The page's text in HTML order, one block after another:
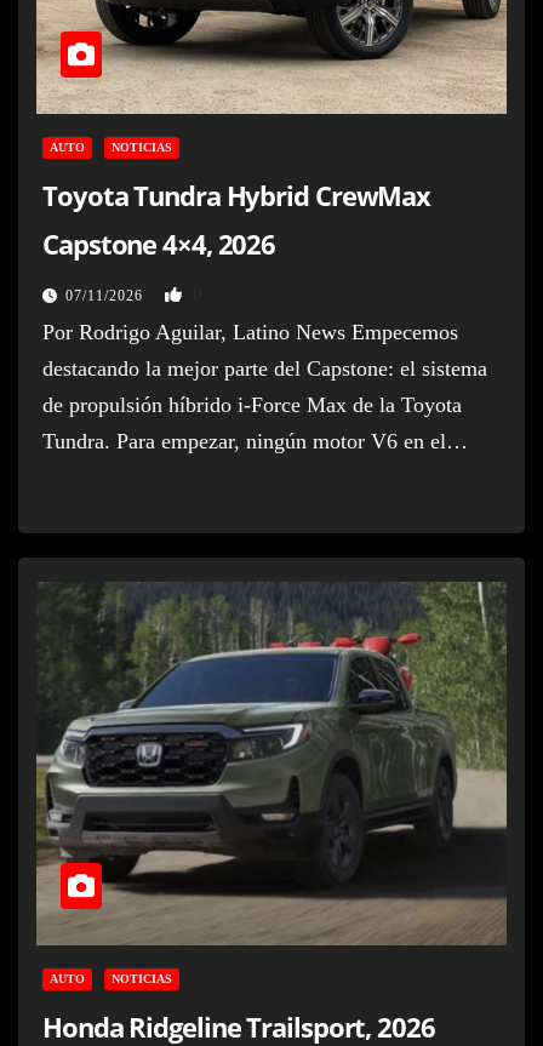
AUTO NOTICIAS
Toyota Tundra Hybrid CrewMax
Capstone 4×4, 2026
07/11/2026
Por Rodrigo Aguilar, Latino News Empecemos
destacando la mejor parte del Capstone: el sistema
de propulsión híbrido i-Force Max de la Toyota
Tundra. Para empezar, ningún motor V6 en el…
AUTO NOTICIAS
Honda Ridgeline Trailsport, 2026